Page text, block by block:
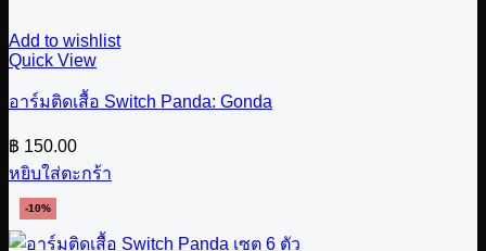
Add to wishlist
Quick View
อาร์มติดเสื้อ Switch Panda: Gonda
฿ 150.00
หยิบใส่ตะกร้า
-10%